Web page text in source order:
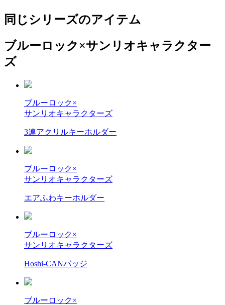
同じシリーズのアイテム
ブルーロック×サンリオキャラクター
ズ
ブルーロック×
サンリオキャラクターズ
3連アクリルキーホルダー
ブルーロック×
サンリオキャラクターズ
エアふわキーホルダー
ブルーロック×
サンリオキャラクターズ
Hoshi-CANバッジ
ブルーロック×